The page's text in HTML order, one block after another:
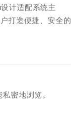
计适配系统主
打造便捷、安全的
密地浏览。